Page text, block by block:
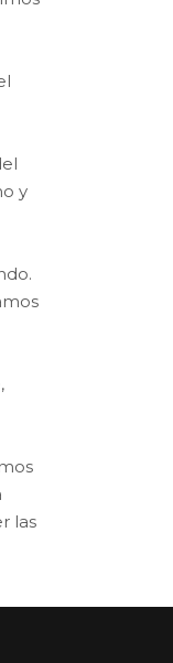
y
las